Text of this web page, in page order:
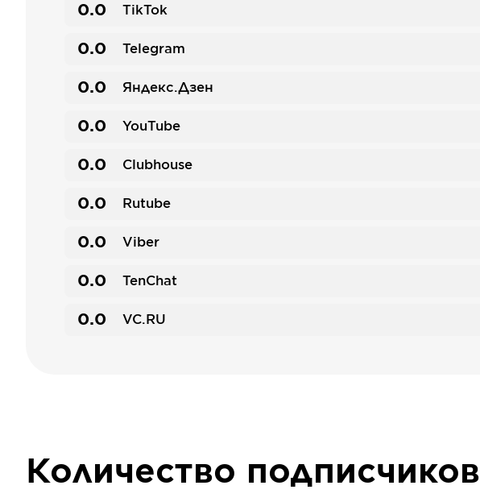
0.0 TikTok
0.0 Telegram
0.0 Яндекс.Дзен
0.0 YouTube
0.0 Clubhouse
0.0 Rutube
0.0 Viber
0.0 TenChat
0.0 VC.RU
Количество подписчиков